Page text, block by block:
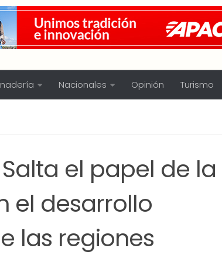
Nacionales Opinión Turismo
el papel de la
el desarrollo
las regiones